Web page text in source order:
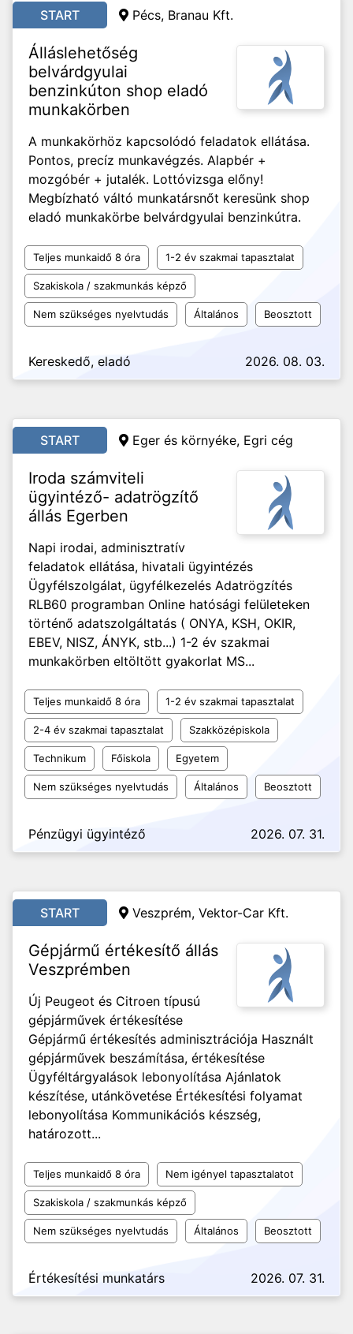
START Pécs, Branau Kft.
Álláslehetőség
belvárdgyulai
benzinkúton shop eladó
munkakörben
A munkakörhöz kapcsolódó feladatok ellátása.
Pontos, precíz munkavégzés. Alapbér +
mozgóbér + jutalék. Lottóvizsga előny!
Megbízható váltó munkatársnőt keresünk shop
eladó munkakörbe belvárdgyulai benzinkútra.
Teljes munkaidő 8 óra 1-2 év szakmai tapasztalat
Szakiskola / szakmunkás képző
Nem szükséges nyelvtudás Általános Beosztott
Kereskedő, eladó 2026. 08. 03.
START Eger és környéke, Egri cég
Iroda számviteli
ügyintéző- adatrögzítő
állás Egerben
Napi irodai, adminisztratív
feladatok ellátása, hivatali ügyintézés
Ügyfélszolgálat, ügyfélkezelés Adatrögzítés
RLB60 programban Online hatósági felületeken
történő adatszolgáltatás ( ONYA, KSH, OKIR,
EBEV, NISZ, ÁNYK, stb...) 1-2 év szakmai
munkakörben eltöltött gyakorlat MS...
Teljes munkaidő 8 óra 1-2 év szakmai tapasztalat
2-4 év szakmai tapasztalat Szakközépiskola
Technikum Főiskola Egyetem
Nem szükséges nyelvtudás Általános Beosztott
Pénzügyi ügyintéző 2026. 07. 31.
START Veszprém, Vektor-Car Kft.
Gépjármű értékesítő állás
Veszprémben
Új Peugeot és Citroen típusú
gépjárművek értékesítése
Gépjármű értékesítés adminisztrációja Használt
gépjárművek beszámítása, értékesítése
Ügyféltárgyalások lebonyolítása Ajánlatok
készítése, utánkövetése Értékesítési folyamat
lebonyolítása Kommunikációs készség,
határozott...
Teljes munkaidő 8 óra Nem igényel tapasztalatot
Szakiskola / szakmunkás képző
Nem szükséges nyelvtudás Általános Beosztott
Értékesítési munkatárs 2026. 07. 31.